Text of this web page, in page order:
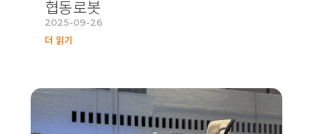
협동로봇
2025-09-26
더 읽기